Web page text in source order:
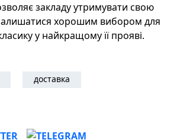
закладу утримувати свою
хорошим вибором для
у найкращому її прояві.
доставка